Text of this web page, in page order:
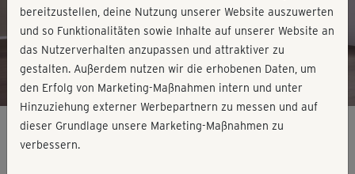
Video
bereitzustellen, deine Nutzung unserer Website auszuwerten
und so Funktionalitäten sowie Inhalte auf unserer Website an
das Nutzerverhalten anzupassen und attraktiver zu
gestalten. Außerdem nutzen wir die erhobenen Daten, um
den Erfolg von Marketing-Maßnahmen intern und unter
Hinzuziehung externer Werbepartnern zu messen und auf
dieser Grundlage unsere Marketing-Maßnahmen zu
verbessern.